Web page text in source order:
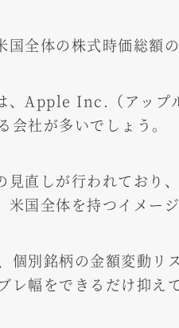
全体の株式時価総額
、Apple Inc.（アッ
会社が多いでしょう。
見直しが行われており
国全体を持つイメージ
個別銘柄の金額変動
レ幅をできるだけ抑え